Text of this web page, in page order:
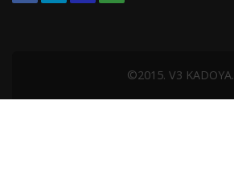
©2015. V3 KADOYA.